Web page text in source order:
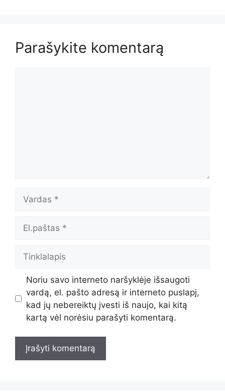
Parašykite komentarą
Noriu savo interneto naršyklėje išsaugoti
vardą, el. pašto adresą ir interneto puslapį,
kad jų nebereiktų įvesti iš naujo, kai kitą
kartą vėl norėsiu parašyti komentarą.